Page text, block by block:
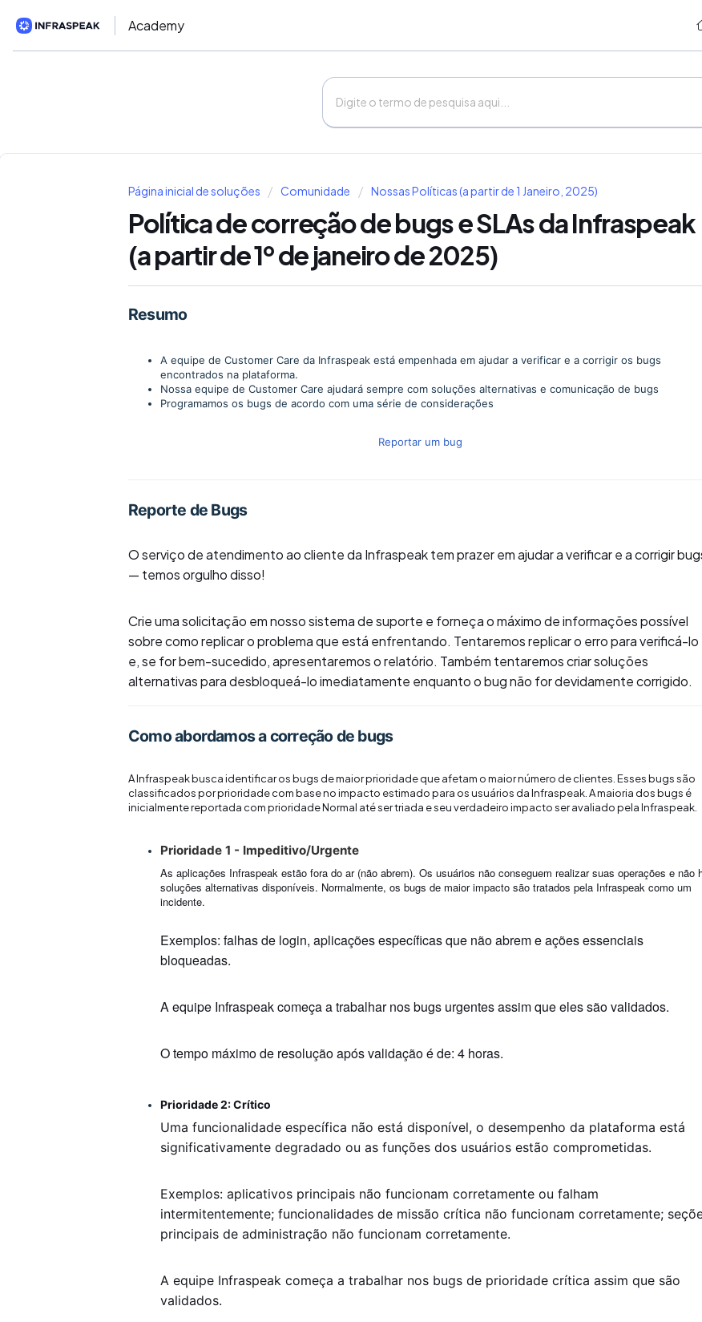
Academy
Página inicial de soluções Comunidade Nossas Políticas (a partir de 1 Janeiro, 2025)
Política de correção de bugs e SLAs da Infraspeak
(a partir de 1º de janeiro de 2025)
Resumo
A equipe de Customer Care da Infraspeak está empenhada em ajudar a verificar e a corrigir os bugs
encontrados na plataforma.
Nossa equipe de Customer Care ajudará sempre com soluções alternativas e comunicação de bugs
Programamos os bugs de acordo com uma série de considerações
Reportar um bug
Reporte de Bugs
O serviço de atendimento ao cliente da Infraspeak tem prazer em ajudar a verificar e a corrigir
— temos orgulho disso!
Crie uma solicitação em nosso sistema de suporte e forneça o máximo de informações possível
sobre como replicar o problema que está enfrentando. Tentaremos replicar o erro para verificá-lo
e, se for bem-sucedido, apresentaremos o relatório. Também tentaremos criar soluções
alternativas para desbloqueá-lo imediatamente enquanto o bug não for devidamente corrigido.
Como abordamos a correção de bugs
A Infraspeak busca identificar os bugs de maior prioridade que afetam o maior número de clientes. Esses bugs são
classificados por prioridade com base no impacto estimado para os usuários da Infraspeak. A maioria dos bugs é
inicialmente reportada com prioridade Normal até ser triada e seu verdadeiro impacto ser avaliado pela Infraspeak.
Prioridade 1 - Impeditivo/Urgente
As aplicações Infraspeak estão fora do ar (não abrem). Os usuários não conseguem realizar suas operações e não
soluções alternativas disponíveis. Normalmente, os bugs de maior impacto são tratados pela Infraspeak como um
incidente.
Exemplos: falhas de login, aplicações específicas que não abrem e ações essenciais
bloqueadas.
A equipe Infraspeak começa a trabalhar nos bugs urgentes assim que eles são validados.
O tempo máximo de resolução após validação é de: 4 horas.
Prioridade 2: Crítico
Uma funcionalidade específica não está disponível, o desempenho da plataforma está
significativamente degradado ou as funções dos usuários estão comprometidas.
Exemplos: aplicativos principais não funcionam corretamente ou falham
intermitentemente; funcionalidades de missão crítica não funcionam corretamente;
principais de administração não funcionam corretamente.
A equipe Infraspeak começa a trabalhar nos bugs de prioridade crítica assim que são
validados.